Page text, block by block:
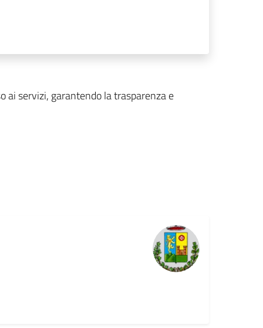
ai servizi, garantendo la trasparenza e